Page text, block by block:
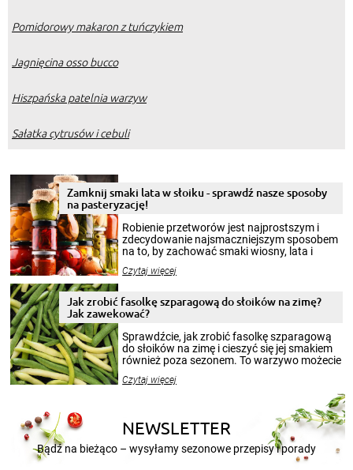
Pomidorowy makaron z tuńczykiem
Jagnięcina osso bucco
Hiszpańska patelnia warzyw
Sałatka cytrusów i cebuli
Zamknij smaki lata w słoiku - sprawdź nasze sposoby
na pasteryzację!
Robienie przetworów jest najprostszym i
zdecydowanie najsmaczniejszym sposobem
na to, by zachować smaki wiosny, lata i
krajobrazów, by cieszyć nimi oko w sezonie
pełni poczuć atmosferę cieplejszych
miesięcy. Przygotowanie słoików ze
patenty, które pozwolą zachować świeżość
przetworów.
Czytaj więcej
Jak zrobić fasolkę szparagową do słoików na zimę?
Jak zawekować?
Sprawdźcie, jak zrobić fasolkę szparagową
do słoików na zimę i cieszyć się jej smakiem
również poza sezonem. To warzywo możecie
nasze propozycje!
Czytaj więcej
NEWSLETTER
Bądź na bieżąco – wysyłamy sezonowe przepisy i porady